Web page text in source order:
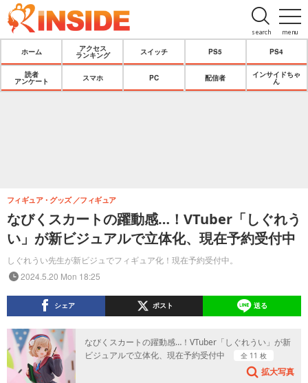
menu
search
ホーム
アクセス
ランキング
スイッチ PS5 PS4
読者
アンケート
スマホ PC 配信者
インサイドちゃ
ん
なびくスカートの躍動感…！VTuber「しぐれう
い」が新ビジュアルで立体化、現在予約受付中
しぐれうい先生が新ビジュでフィギュア化！現在予約受付中。
フィギュア・グッズ フィギュア
2024.5.20 Mon 18:25
シェア ポスト 送る
なびくスカートの躍動感…！VTuber「しぐれうい」が新
ビジュアルで立体化、現在予約受付中
全 11 枚
拡大写真